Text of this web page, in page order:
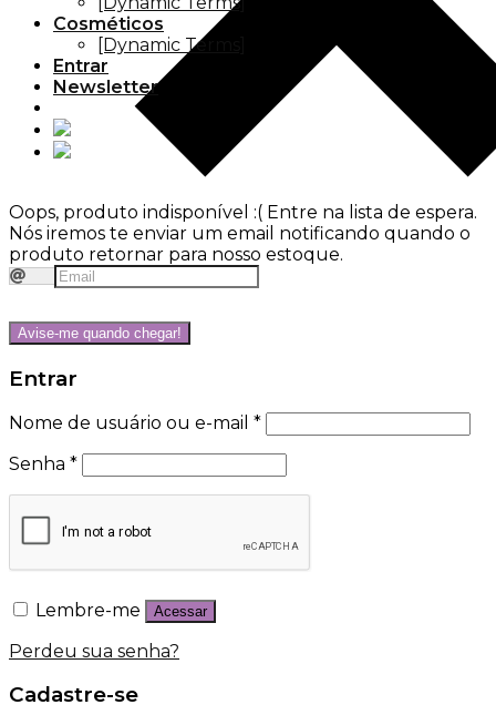
Cosméticos
[Dynamic Terms]
Entrar
Newsletter
Oops, produto indisponível :( Entre na lista de espera.
Nós iremos te enviar um email notificando quando o
produto retornar para nosso estoque.
Avise-me quando chegar!
Entrar
Nome de usuário ou e-mail *
Senha *
Lembre-me Acessar
Perdeu sua senha?
Cadastre-se